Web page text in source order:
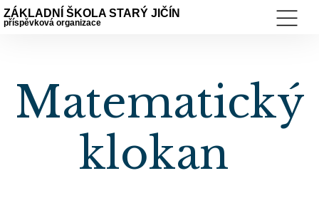
ZÁKLADNÍ ŠKOLA STARÝ JIČÍN
příspěvková organizace
Matematický
klokan